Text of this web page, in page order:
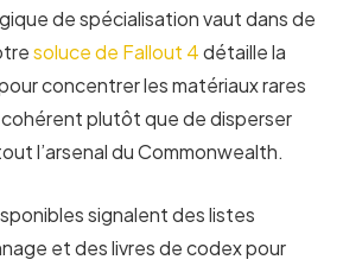
de spécialisation vaut dans de
soluce de Fallout 4détaille la
concentrer les matériaux rares
plutôt que de disperser
l’arsenal du Commonwealth.
signalent des listes
et des livres de codex pour